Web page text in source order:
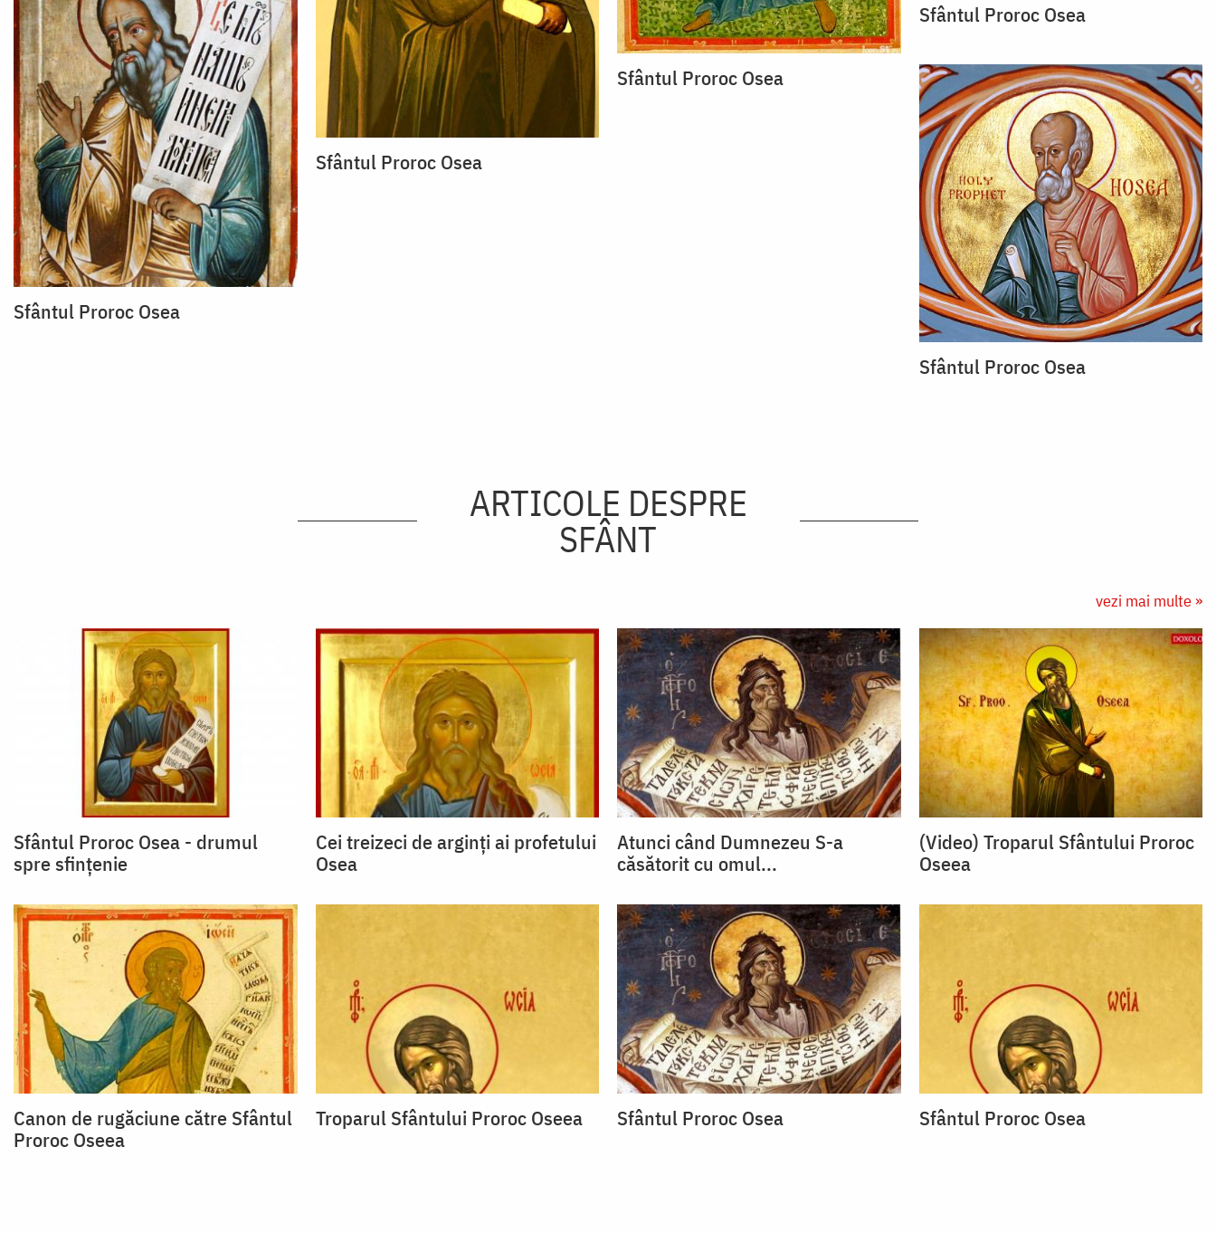
Sfântul Proroc Osea
Sfântul Proroc Osea
Sfântul Proroc Osea
Sfântul Proroc Osea
Sfântul Proroc Osea
ARTICOLE DESPRE
SFÂNT
vezi mai multe »
Sfântul Proroc Osea - drumul
spre sfințenie
Cei treizeci de arginți ai profetului
Osea
Atunci când Dumnezeu S-a
căsătorit cu omul...
(Video) Troparul Sfântului Proroc
Oseea
Canon de rugăciune către Sfântul
Proroc Oseea
Troparul Sfântului Proroc Oseea Sfântul Proroc Osea Sfântul Proroc Osea